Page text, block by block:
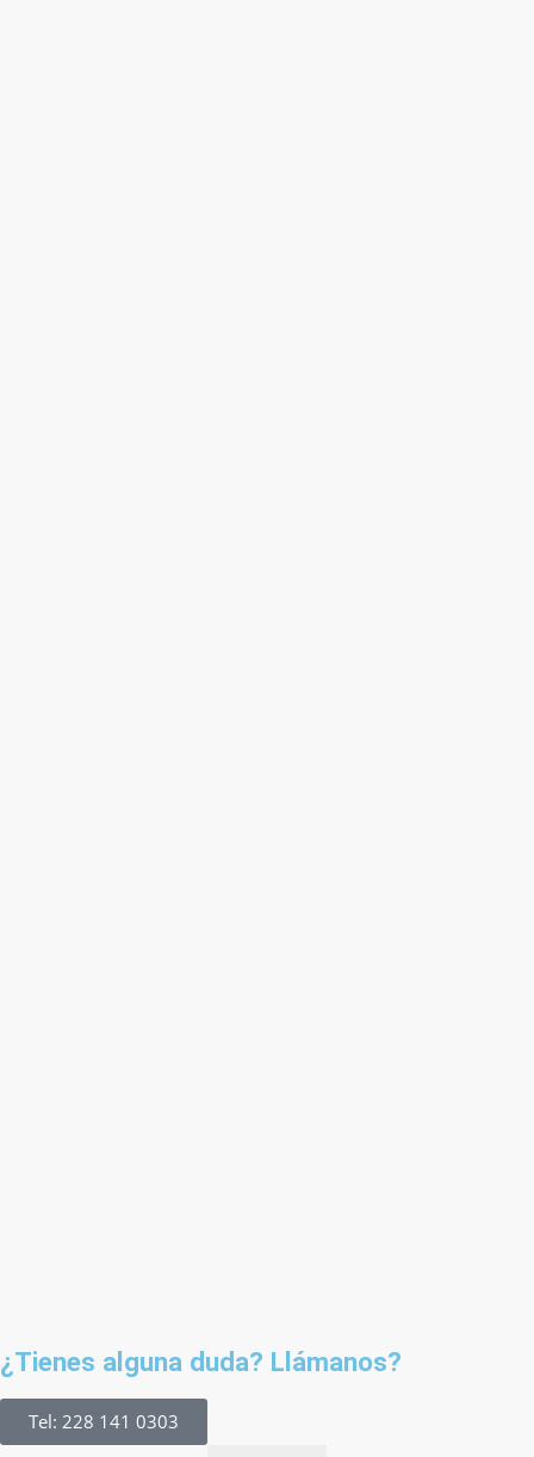
¿Tienes alguna duda? Llámanos?
Tel: 228 141 0303